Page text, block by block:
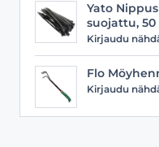
Yato
suojattu,
Kirjaudu
Flo
Kirjaudu